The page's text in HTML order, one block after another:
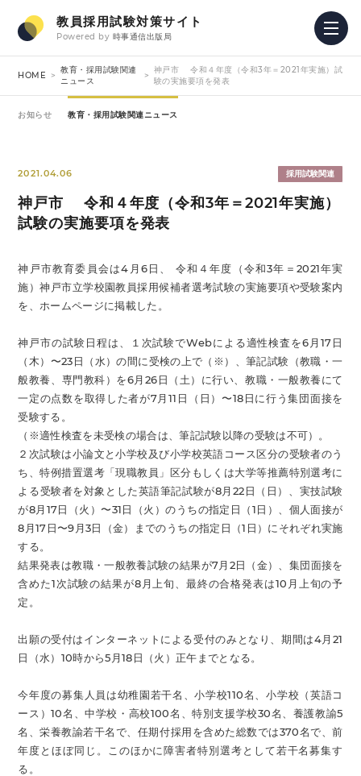
教員採用試験対策サイト
Powered by 時事通信出版局
HOME
教育・採用試験関連
ニュース
神戸市 令和４年度（令和3年＝2021年実施）試
験の実施要項を発表
お知らせ 教育・採用試験関連ニュース
2021.04.06 採用試験関連
神戸市 令和４年度（令和3年＝2021年実施）
試験の実施要項を発表
神戸市教育委員会は4月6日、 令和４年度（令和3年＝2021年実
施）神戸市立学校園教員採用候補者選考試験の実施要項や受験案内
を、ホームページに掲載した。
神戸市の試験日程は、１次試験でWebによる適性検査を6月17日
（木）〜23日（水）の間に受検の上で（※）、筆記試験（教職・一
般教養、専門教科）を6月26日（土）に行い、教職・一般教養にて
一定の点数を取得した者が7月11日（日）〜18日に行う集団面接を
受験する。
（※適性検査を未受検の場合は、筆記試験以降の受験は不可）。
２次試験は小論文と小学校及び小学校英語コース区分の受験者のう
ち、特例措置選考「現職教員」区分もしくは大学等推薦特別選考に
よる受験者を対象とした英語筆記試験が8月22日（日）、実技試験
が8月17日（火）〜31日（火）のうちの指定日（1日）、個人面接が
8月17日〜9月3日（金）までのうちの指定日（1日）にそれぞれ実施
する。
結果発表は教職・一般教養試験の結果が7月2日（金）、集団面接を
含めた1次試験の結果が8月上旬、最終の合格発表は10月上旬の予
定。
出願の受付はインターネットによる受付のみとなり、期間は4月21
日（水）10時から5月18日（火）正午までとなる。
今年度の募集人員は幼稚園若干名、小学校110名、小学校（英語コ
ース）10名、中学校・高校100名、特別支援学校30名、養護教諭5
名、栄養教諭若干名で、任期付採用を含めた総数では370名で、前
年度とほぼ同じ。このほかに障害者特別選考として若干名募集す
る。